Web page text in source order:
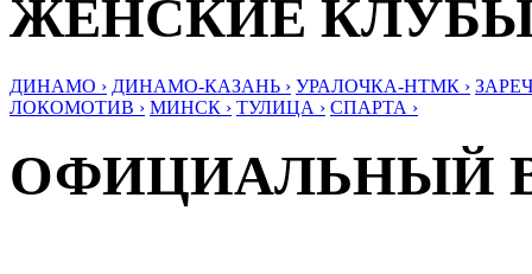
ЖЕНСКИЕ
ДИНАМО › ДИНАМО-КАЗАНЬ › УРАЛОЧКА-НТМК ›
ЛОКОМОТИВ › МИНСК › ТУЛИЦА › СПАРТА ›
ОФИЦИАЛЬНЫЙ